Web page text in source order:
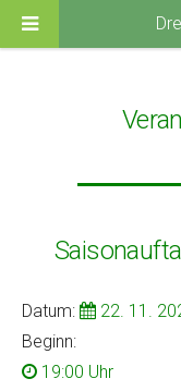
Datum: 22. 11 .
Beginn:
19:00 Uhr